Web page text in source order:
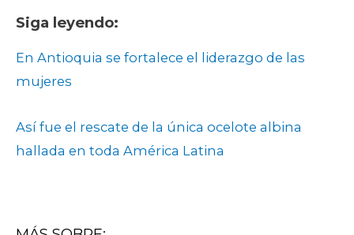
Siga leyendo:
En Antioquia se fortalece el liderazgo de las
mujeres
Así fue el rescate de la única ocelote albina
hallada en toda América Latina